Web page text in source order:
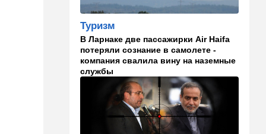
13:35 В мире
Израиля: куда ехать за
редким зрелищем 12 августа
12:40 В мире
Этна разбушевалась:
Сицилия закрыла один из
аэропортов. ВИДЕО
В мире
Туризм
В Ларнаке две пассажирки Air Haifa
потеряли сознание в самолете -
компания свалила вину на наземные
службы